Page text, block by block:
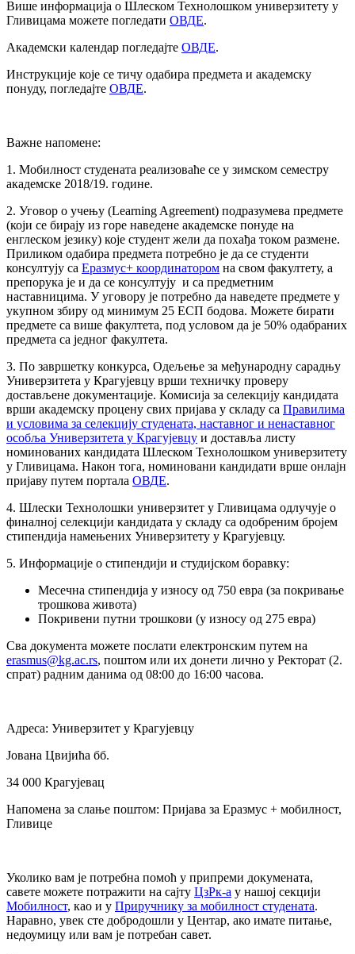
Више информација о Шлеском Технолошком универзитету у
Гливицама можете погледати ОВДЕ.
Академски календар погледајте ОВДЕ.
Инструкције које се тичу одабира предмета и академску
понуду, погледајте ОВДЕ.
Важне напомене:
1. Мобилност студената реализоваће се у зимском семестру
академске 2018/19. године.
2. Уговор о учењу (Learning Agreement) подразумева предмете
(који се бирају из горе наведене академске понуде на
енглеском језику) које студент жели да похађа током размене.
Приликом одабира предмета потребно је да се студенти
консултују са Еразмус+ координатором на свом факултету, а
препорука је и да се консултују и са предметним
наставницима. У уговору је потребно да наведете предмете у
укупном збиру од минимум 25 ЕСП бодова. Можете бирати
предмете са више факултета, под условом да је 50% одабраних
предмета са једног факултета.
3. По завршетку конкурса, Одељење за међународну сарадњу
Универзитета у Крагујевцу врши техничку проверу
достављене документације. Комисија за селекцију кандидата
врши академску процену свих пријава у складу са Правилима
и условима за селекцију студената, наставног и ненаставног
особља Универзитета у Крагујевцу и доставља листу
номинованих кандидата Шлеском Технолошком универзитету
у Гливицама. Након тога, номиновани кандидати врше онлајн
пријаву путем портала ОВДЕ.
4. Шлески Технолошки универзитет у Гливицама одлучује о
финалној селекцији кандидата у складу са одобреним бројем
стипендија намењених Универзитету у Крагујевцу.
5. Информације о стипендији и студијском боравку:
Месечна стипендија у износу од 750 евра (за покривање
трошкова живота)
Покривени путни трошкови (у износу од 275 евра)
Сва документа можете послати електронским путем на
erasmus@kg.ac.rs, поштом или их донети лично у Ректорат (2.
спрат) радним данима од 08:00 до 16:00 часова.
Адреса: Универзитет у Крагујевцу
Јована Цвијића бб.
34 000 Крагујевац
Напомена за слање поштом: Пријава за Еразмус + мобилност,
Гливице
Уколико вам је потребна помоћ у припреми докумената,
савете можете потражити на сајту ЦзРк-а у нашој секцији
Мобилност, као и у Приручнику за мобилност студената.
Наравно, увек сте добродошли у Центар, ако имате питање,
недоумицу или вам је потребан савет.